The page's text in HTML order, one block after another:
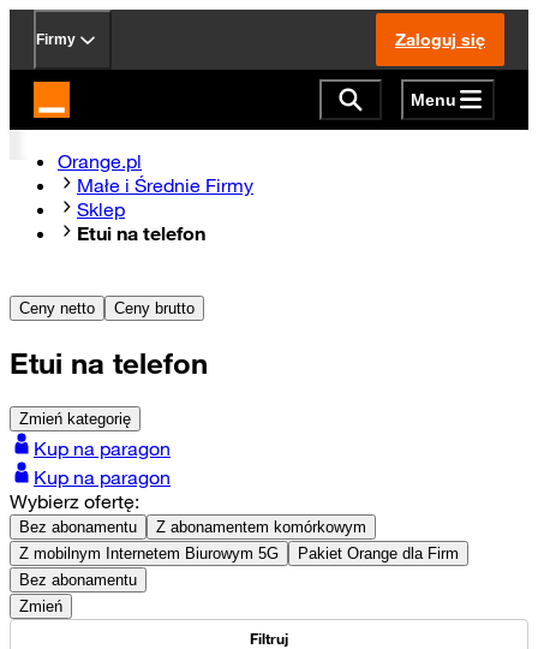
Firmy Zaloguj się
Strona główna Orange.pl Menu
Orange.pl
Małe i Średnie Firmy
Sklep
Etui na telefon
Ceny netto Ceny brutto
Etui na telefon
Zmień kategorię
Kup na paragon
Kup na paragon
Wybierz ofertę:
Bez abonamentu
Z abonamentem komórkowym
Z mobilnym Internetem Biurowym 5G
Pakiet Orange dla Firm
Bez abonamentu
Zmień
Filtruj